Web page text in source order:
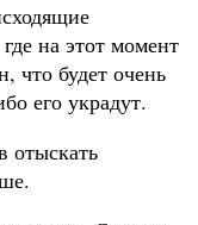
на этот момент
что будет очень
его украдут.
отыскать